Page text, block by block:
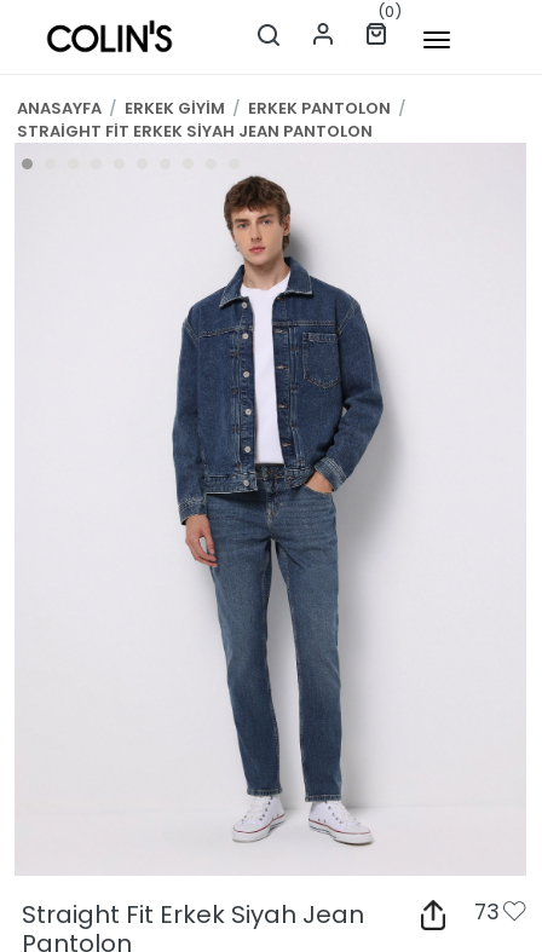
(0)
ANASAYFA / ERKEK GİYİM / ERKEK PANTOLON /
STRAİGHT FİT ERKEK SİYAH JEAN PANTOLON
Straight Fit Erkek Siyah Jean
Pantolon
73